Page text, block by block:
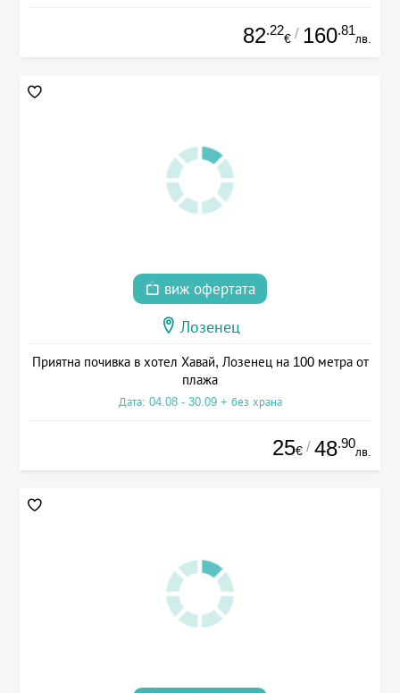
82.22
€ / 160.81
лв.
виж офертата
Лозенец
Приятна почивка в хотел Хавай, Лозенец на 100 метра от
плажа
Дата: 04.08 - 30.09 + без храна
25€ / 48.90
лв.